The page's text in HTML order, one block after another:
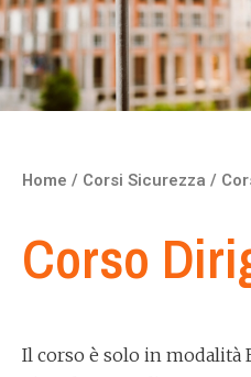
Home / Corsi Sicurezza /
Corso
Il corso è solo in modalità